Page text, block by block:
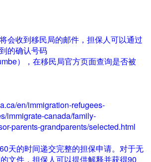
会收到移民局的邮件，担保人可以通过
的确认号码
），在移民局官方页面查询是否被
en/immigration-refugees-
immigrate-canada/family-
parents-grandparents/selected.html
天的时间递交完整的担保申请。对于无
文件，担保人可以提供解释并获得90